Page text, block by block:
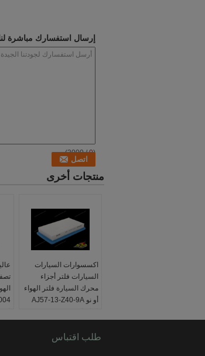
إرسال استفسارك مباشرة
(
0
/ 3000)
منتجات أخرى
اكسسوارات السيارات
السيارات فلتر أجزاء
محرك السيارة فلتر الهواء
أو نو AJ57-13-Z40-9A
الصين (البر الرئيسي)
طلب اقتباس